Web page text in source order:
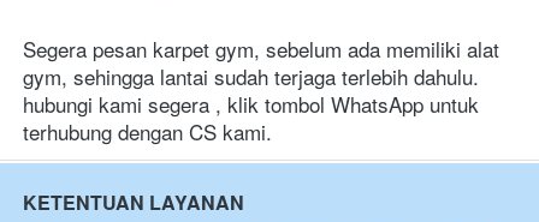
Segera pesan karpet gym, sebelum ada memiliki alat
gym, sehingga lantai sudah terjaga terlebih dahulu.
hubungi kami segera , klik tombol WhatsApp untuk
terhubung dengan CS kami.
KETENTUAN LAYANAN